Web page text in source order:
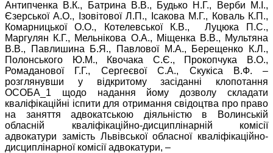
Антипченка В.К., Батрина В.В., Будько Н.Г., Верби М.І.,
Єзерської А.О., Ізовітової Л.П., Ісакова М.Г., Коваль К.П.,
Комарницької О.О., Котелевської К.В.,
Луцюка
П.С.,
Маргулян К.Г., Мельнікова О.А., Міщенка В.В., Мультяна
В.В., Павлишина
Б.Я., Павлової М.А., Берещенко
К.Л.,
Полонського Ю.М., Квочака С.Є., Прокопчука В.О.,
Ромаданової Г.Г., Сергеєвої С.А., Скукіса В.Ф.–
розглянувши у відкритому засіданні клопотання
ОСОБА_1 щодо надання йому дозволу складати
кваліфікаційні іспити для отримання свідоцтва про право
на заняття адвокатською діяльністю в Волинській
обласній кваліфікаційно-дисциплінарній комісії
адвокатури замість Львівської обласної кваліфікаційно-
дисциплінарної комісії адвокатури, –